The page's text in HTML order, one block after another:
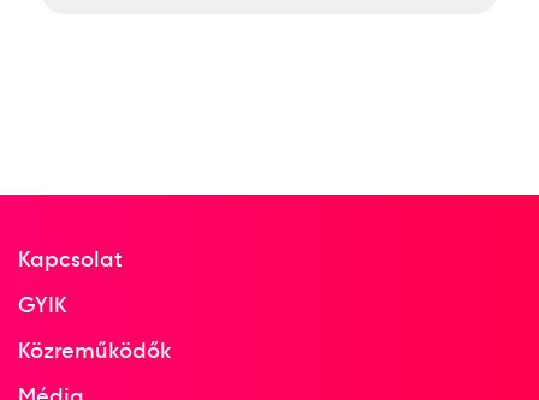
Kapcsolat
GYIK
Közreműködők